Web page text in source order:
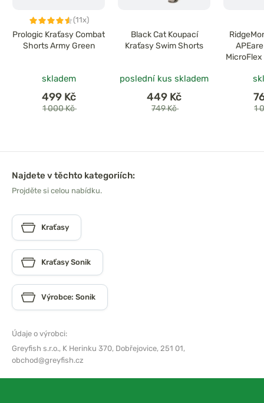
(11x)
Prologic Kraťasy Combat
Shorts Army Green
skladem
499 Kč
1 000 Kč
Black Cat Koupací
Kraťasy Swim Shorts
poslední kus skladem
449 Kč
749 Kč 1
Najdete v těchto kategoriích:
Projděte si celou nabídku.
Kraťasy
Kraťasy Sonik
Výrobce: Sonik
Údaje o výrobci:
Greyfish s.r.o., K Herinku 370, Dobřejovice, 251 01,
obchod@greyfish.cz